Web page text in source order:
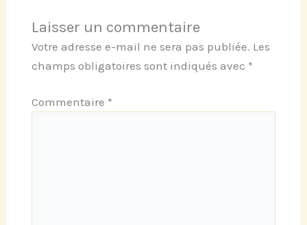
Laisser un commentaire
Votre adresse e-mail ne sera pas publiée. Les
champs obligatoires sont indiqués avec *
Commentaire *